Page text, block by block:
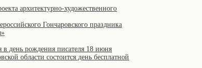
архитектурно-художественного
Гончаровского праздника
день рождения писателя 18 июня
области состоится день бесплатной